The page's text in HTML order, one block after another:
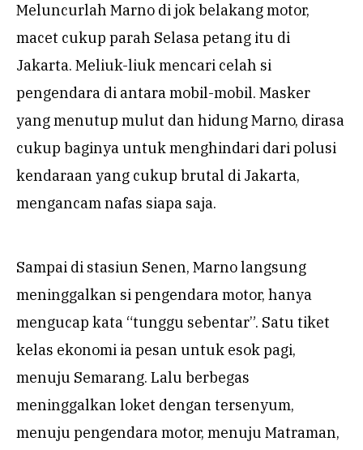
Meluncurlah Marno di jok belakang motor,
macet cukup parah Selasa petang itu di
Jakarta. Meliuk-liuk mencari celah si
pengendara di antara mobil-mobil. Masker
yang menutup mulut dan hidung Marno, dirasa
cukup baginya untuk menghindari dari polusi
kendaraan yang cukup brutal di Jakarta,
mengancam nafas siapa saja.
Sampai di stasiun Senen, Marno langsung
meninggalkan si pengendara motor, hanya
mengucap kata “tunggu sebentar”. Satu tiket
kelas ekonomi ia pesan untuk esok pagi,
menuju Semarang. Lalu berbegas
meninggalkan loket dengan tersenyum,
menuju pengendara motor, menuju Matraman,